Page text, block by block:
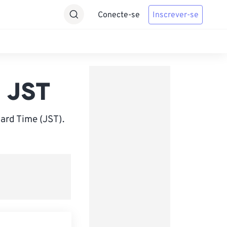
Conecte-se Inscrever-se
Time (JST).